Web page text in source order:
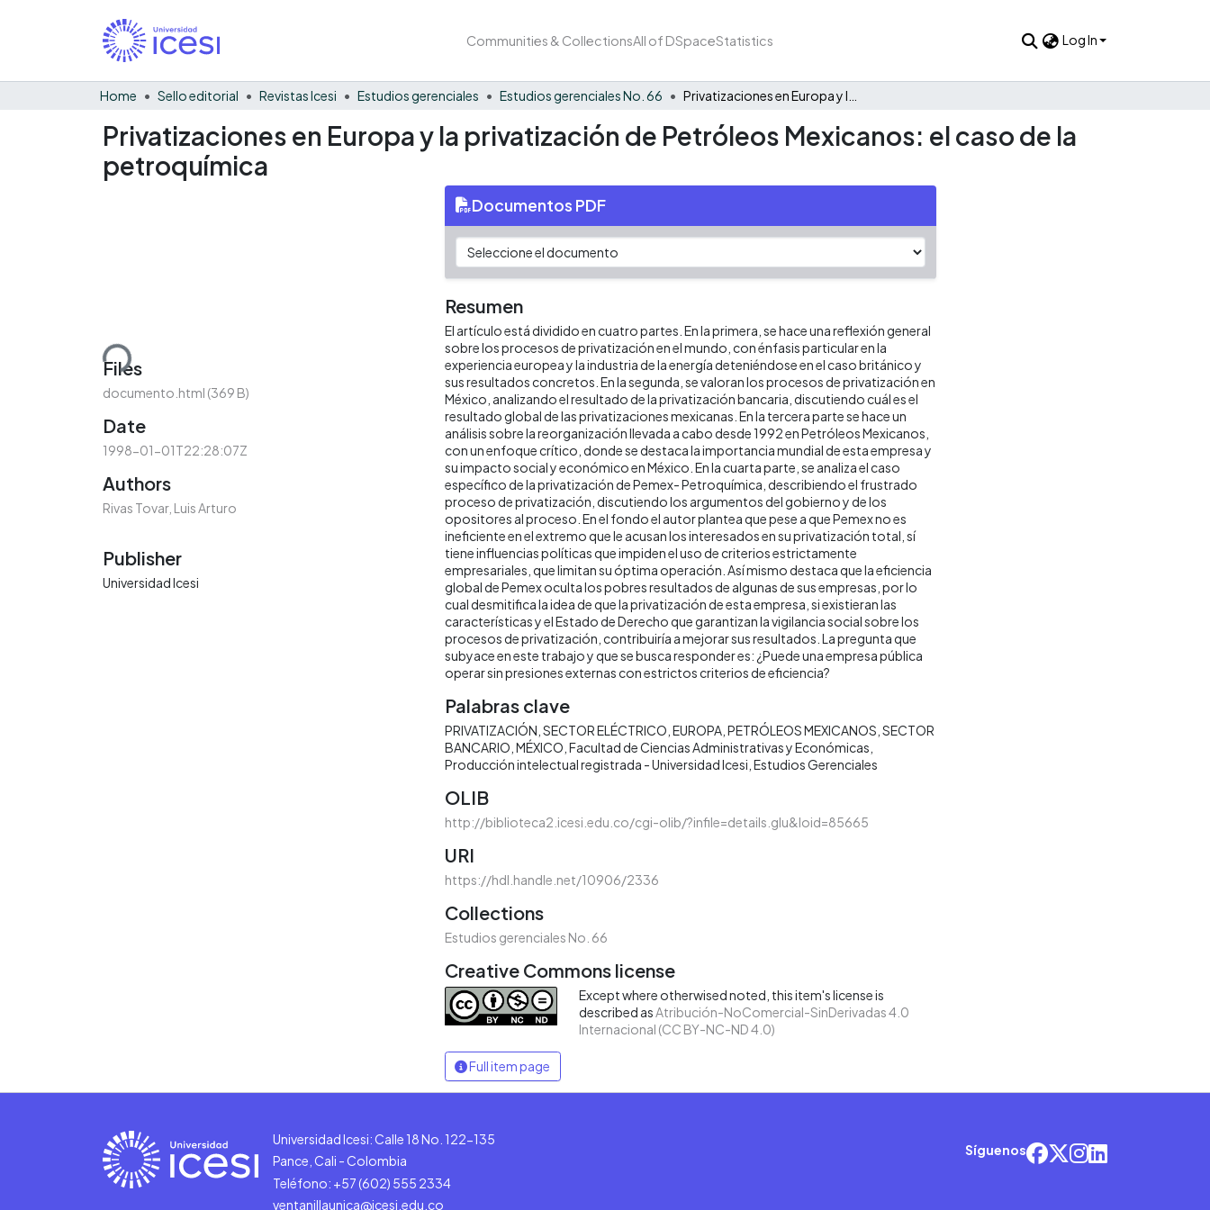
Communities & CollectionsAll of DSpaceStatistics Log In
Home Sello editorial Revistas Icesi Estudios gerenciales Estudios gerenciales No. 66
Privatizaciones en Europa y la privatización de Petróleos Mexicanos: el caso de la
petroquímica
Loading...
Files
documento.html (369 B)
Date
1998-01-01T22:28:07Z
Authors
Rivas Tovar, Luis Arturo
Publisher
Universidad Icesi
Documentos PDF
Resumen
El artículo está dividido en cuatro partes. En la primera, se hace una reflexión general
sobre los procesos de privatización en el mundo, con énfasis particular en la
experiencia europea y la industria de la energía deteniéndose en el caso británico y
sus resultados concretos. En la segunda, se valoran los procesos de privatización en
México, analizando el resultado de la privatización bancaria, discutiendo cuál es el
resultado global de las privatizaciones mexicanas. En la tercera parte se hace un
análisis sobre la reorganización llevada a cabo desde 1992 en Petróleos Mexicanos,
con un enfoque crítico, donde se destaca la importancia mundial de esta empresa y
su impacto social y económico en México. En la cuarta parte, se analiza el caso
específico de la privatización de Pemex- Petroquímica, describiendo el frustrado
proceso de privatización, discutiendo los argumentos del gobierno y de los
opositores al proceso. En el fondo el autor plantea que pese a que Pemex no es
ineficiente en el extremo que le acusan los interesados en su privatización total, sí
tiene influencias políticas que impiden el uso de criterios estrictamente
empresariales, que limitan su óptima operación. Así mismo destaca que la eficiencia
global de Pemex oculta los pobres resultados de algunas de sus empresas, por lo
cual desmitifica la idea de que la privatización de esta empresa, si existieran las
características y el Estado de Derecho que garantizan la vigilancia social sobre los
procesos de privatización, contribuiría a mejorar sus resultados. La pregunta que
subyace en este trabajo y que se busca responder es: ¿Puede una empresa pública
operar sin presiones externas con estrictos criterios de eficiencia?
Palabras clave
PRIVATIZACIÓN SECTOR ELÉCTRICO EUROPA PETRÓLEOS MEXICANOS SECTOR
BANCARIO MÉXICO Facultad de Ciencias Administrativas y Económicas
Producción intelectual registrada - Universidad Icesi Estudios Gerenciales
OLIB
http://biblioteca2.icesi.edu.co/cgi-olib/?infile=details.glu&loid=85665
URI
https://hdl.handle.net/10906/2336
Collections
Estudios gerenciales No. 66
Creative Commons license
Except where otherwised noted, this item's license is
described as Atribución-NoComercial-SinDerivadas 4.0
Internacional (CC BY-NC-ND 4.0)
Full item page
Universidad Icesi: Calle 18 No. 122-135
Pance, Cali - Colombia
Teléfono: +57 (602) 555 2334
ventanillaunica@icesi.edu.co
Síguenos